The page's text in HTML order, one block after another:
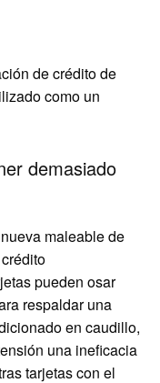
de crédito de
como un
demasiado
maleable de
pueden osar
respaldar una
en caudillo,
una ineficacia
tarjetas con el